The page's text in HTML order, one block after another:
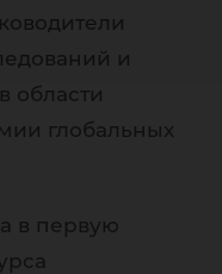
и
области
глобальных
в первую